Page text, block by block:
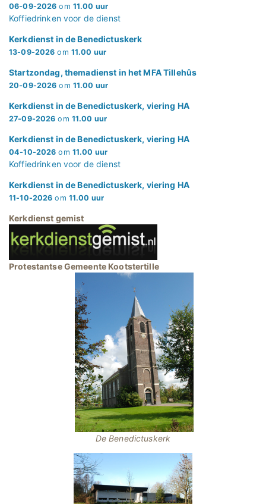
06-09-2026 om 11.00 uur
Koffiedrinken voor de dienst
Kerkdienst in de Benedictuskerk
13-09-2026 om 11.00 uur
Startzondag, themadienst in het MFA Tillehûs
20-09-2026 om 11.00 uur
Kerkdienst in de Benedictuskerk, viering HA
27-09-2026 om 11.00 uur
Kerkdienst in de Benedictuskerk, viering HA
04-10-2026 om 11.00 uur
Koffiedrinken voor de dienst
Kerkdienst in de Benedictuskerk, viering HA
11-10-2026 om 11.00 uur
Kerkdienst gemist
Protestantse Gemeente Kootstertille
.
De Benedictuskerk